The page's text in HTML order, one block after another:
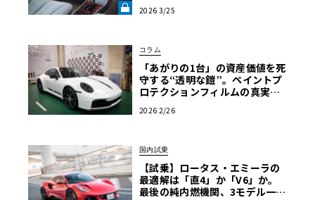
ミニ・マーコスは、1965年に発売されたFRPなどのボディ
デス安全原論 07】《LE VOLAN
2026 3/25
コラム
「あがりの1台」の資産価値を死
守する“透明な鎧”。ペイントプ
ロテクションフィルムの真実
「正解」
2026 2/26
国内試乗
【試乗】ロータス・エミーラの
最適解は「直4」か「V6」か。
最後の純内燃機関、3モデル一気